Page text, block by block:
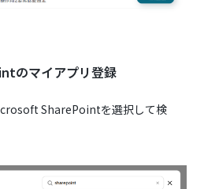
のマイアプリ登録
SharePointを選択して検